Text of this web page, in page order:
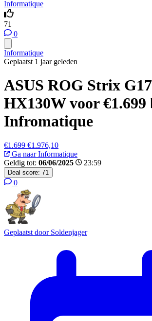
Informatique
71
0
Informatique
Geplaatst 1 jaar geleden
ASUS ROG Strix
HX130W voor €1.699
Infromatique
€1.699 €1.976,10
Ga naar Informatique
Geldig tot: 06/06/2025 23:59
Deal score: 71
0
Geplaatst door Soldenjager